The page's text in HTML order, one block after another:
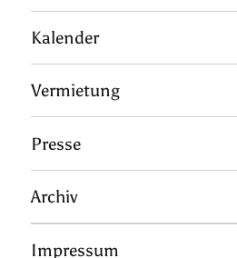
Kalender
Vermietung
Presse
Archiv
Impressum